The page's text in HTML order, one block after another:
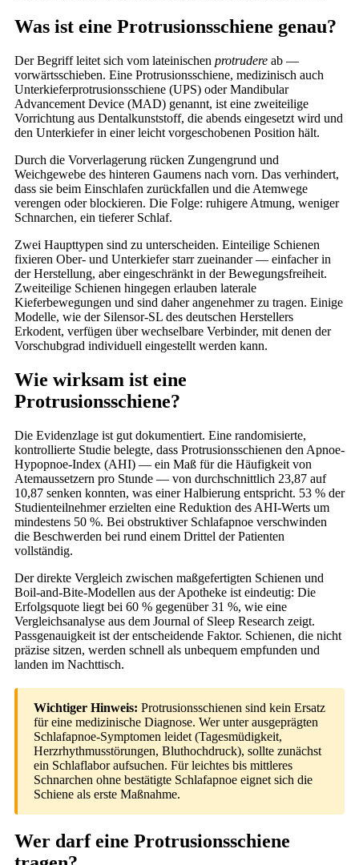
Was ist eine Protrusionsschiene genau?
Der Begriff leitet sich vom lateinischen protrudere ab —
vorwärtsschieben. Eine Protrusionsschiene, medizinisch auch
Unterkieferprotrusionsschiene (UPS) oder Mandibular
Advancement Device (MAD) genannt, ist eine zweiteilige
Vorrichtung aus Dentalkunststoff, die abends eingesetzt wird und
den Unterkiefer in einer leicht vorgeschobenen Position hält.
Durch die Vorverlagerung rücken Zungengrund und
Weichgewebe des hinteren Gaumens nach vorn. Das verhindert,
dass sie beim Einschlafen zurückfallen und die Atemwege
verengen oder blockieren. Die Folge: ruhigere Atmung, weniger
Schnarchen, ein tieferer Schlaf.
Zwei Haupttypen sind zu unterscheiden. Einteilige Schienen
fixieren Ober- und Unterkiefer starr zueinander — einfacher in
der Herstellung, aber eingeschränkt in der Bewegungsfreiheit.
Zweiteilige Schienen hingegen erlauben laterale
Kieferbewegungen und sind daher angenehmer zu tragen. Einige
Modelle, wie der Silensor-SL des deutschen Herstellers
Erkodent, verfügen über wechselbare Verbinder, mit denen der
Vorschubgrad individuell eingestellt werden kann.
Wie wirksam ist eine
Protrusionsschiene?
Die Evidenzlage ist gut dokumentiert. Eine randomisierte,
kontrollierte Studie belegte, dass Protrusionsschienen den Apnoe-
Hypopnoe-Index (AHI) — ein Maß für die Häufigkeit von
Atemaussetzern pro Stunde — von durchschnittlich 23,87 auf
10,87 senken konnten, was einer Halbierung entspricht. 53 % der
Studienteilnehmer erzielten eine Reduktion des AHI-Werts um
mindestens 50 %. Bei obstruktiver Schlafapnoe verschwinden
die Beschwerden bei rund einem Drittel der Patienten
vollständig.
Der direkte Vergleich zwischen maßgefertigten Schienen und
Boil-and-Bite-Modellen aus der Apotheke ist eindeutig: Die
Erfolgsquote liegt bei 60 % gegenüber 31 %, wie eine
Vergleichsanalyse aus dem Journal of Sleep Research zeigt.
Passgenauigkeit ist der entscheidende Faktor. Schienen, die nicht
präzise sitzen, werden schnell als unbequem empfunden und
landen im Nachttisch.
Wichtiger Hinweis: Protrusionsschienen sind kein Ersatz
für eine medizinische Diagnose. Wer unter ausgeprägten
Schlafapnoe-Symptomen leidet (Tagesmüdigkeit,
Herzrhythmusstörungen, Bluthochdruck), sollte zunächst
ein Schlaflabor aufsuchen. Für leichtes bis mittleres
Schnarchen ohne bestätigte Schlafapnoe eignet sich die
Schiene als erste Maßnahme.
Wer darf eine Protrusionsschiene